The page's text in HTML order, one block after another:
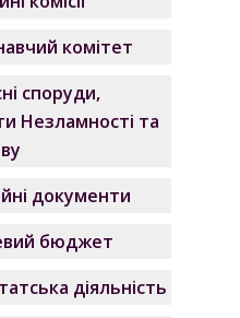
комітет
споруди,
Незламності та
документи
бюджет
діяльність